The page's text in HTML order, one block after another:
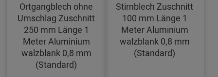
Ortgangblech ohne
Umschlag Zuschnitt
250 mm Länge 1
Meter Aluminium
walzblank 0,8 mm
(Standard)
Stirnblech Zuschnitt
100 mm Länge 1
Meter Aluminium
walzblank 0,8 mm
(Standard)